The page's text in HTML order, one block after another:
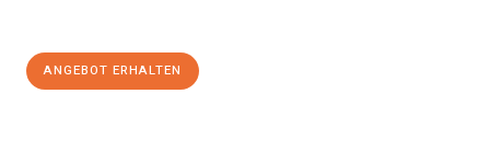
ANGEBOT ERHALTEN